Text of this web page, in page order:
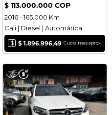
$ 113.000.000 COP
2016 - 165.000 Km
Cali | Diesel | Automática
$ $ 1.896.996,49 Cuota mes aprox.